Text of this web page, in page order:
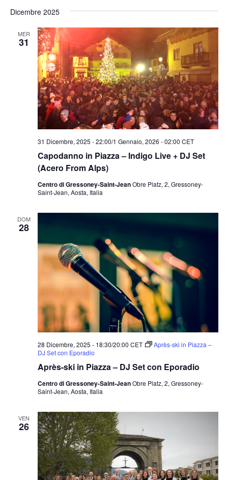
Dicembre 2025
MER
31
Capodanno in Piazza – Indigo Live + DJ Set
(Acero From Alps)
31 Dicembre, 2025 - 22:00/1 Gennaio, 2026 - 02:00 CET
Centro di Gressoney-Saint-JeanObre Platz, 2, Gressoney-
Saint-Jean, Aosta, Italia
DOM
28
Après-ski in Piazza – DJ Set con Eporadio
28 Dicembre, 2025 - 18:30/20:00 CET
Après-ski in Piazza –
DJ Set con Eporadio
Centro di Gressoney-Saint-JeanObre Platz, 2, Gressoney-
Saint-Jean, Aosta, Italia
VEN
26